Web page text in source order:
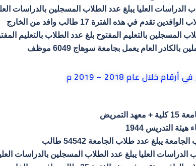
الدراسات العليا يبلغ عدد الطلاب المسجلين بالدراسات العليا 8988
تقدم في هذه الفترة 17 طالب وافد من الخارج
المسجلين بالتعليم المفتوح بلغ عدد الطلاب بالتعليم المفتوح 3748
بالكادر العام يعمل بجامعة سوهاج 6049 موظف
خلال عام 2018 – 2019 م
التمريض
هيئة التدريس 1944
يبلغ عدد طلاب الجامعة 54542 طالب
الدراسات العليا يبلغ عدد الطلاب المسجلين بالدراسات العليا 4549